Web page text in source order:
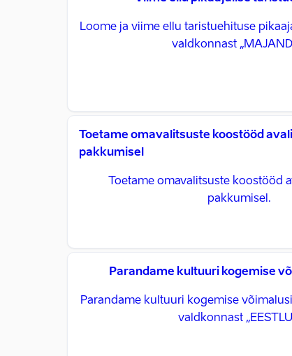
Loome ja viime ellu taristuehituse
valdkonnast
Toetame omavalitsuste koostööd
pakkumisel
Toetame omavalitsuste koostööd
pakkumisel.
Parandame kultuuri kogemise
Parandame kultuuri kogemise
valdkonnast